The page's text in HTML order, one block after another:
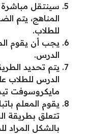
سينتقل
المناهج، يتم
للطلاب.
يجب أن يقوم
الدرس.
يتم تحديد
الدرس للطلاب
مايكروسوفت
يقوم المعلم
تتعلق بطريقة
بالشكل المراد